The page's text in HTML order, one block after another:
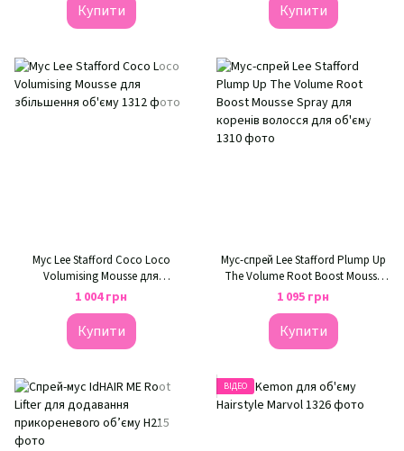
Купити Купити
Мус Lee Stafford Coco Loco
Volumising Mousse для
збільшення об'єму
1 004 грн
Купити
Мус-спрей Lee Stafford Plump Up
The Volume Root Boost Mousse
Spray для коренів волосся для
об'єму
1 095 грн
Купити
ВІДЕО